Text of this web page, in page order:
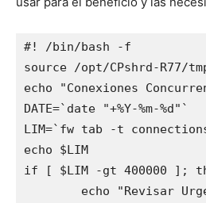
#! /bin/bash -f
source /opt/CPshrd-R77/
echo "Conexiones
DATE=`date "+%Y-%m-%d"`
LIM=`fw tab -t
echo $LIM
if [ $LIM -gt 400000 ];
echo "Revisar